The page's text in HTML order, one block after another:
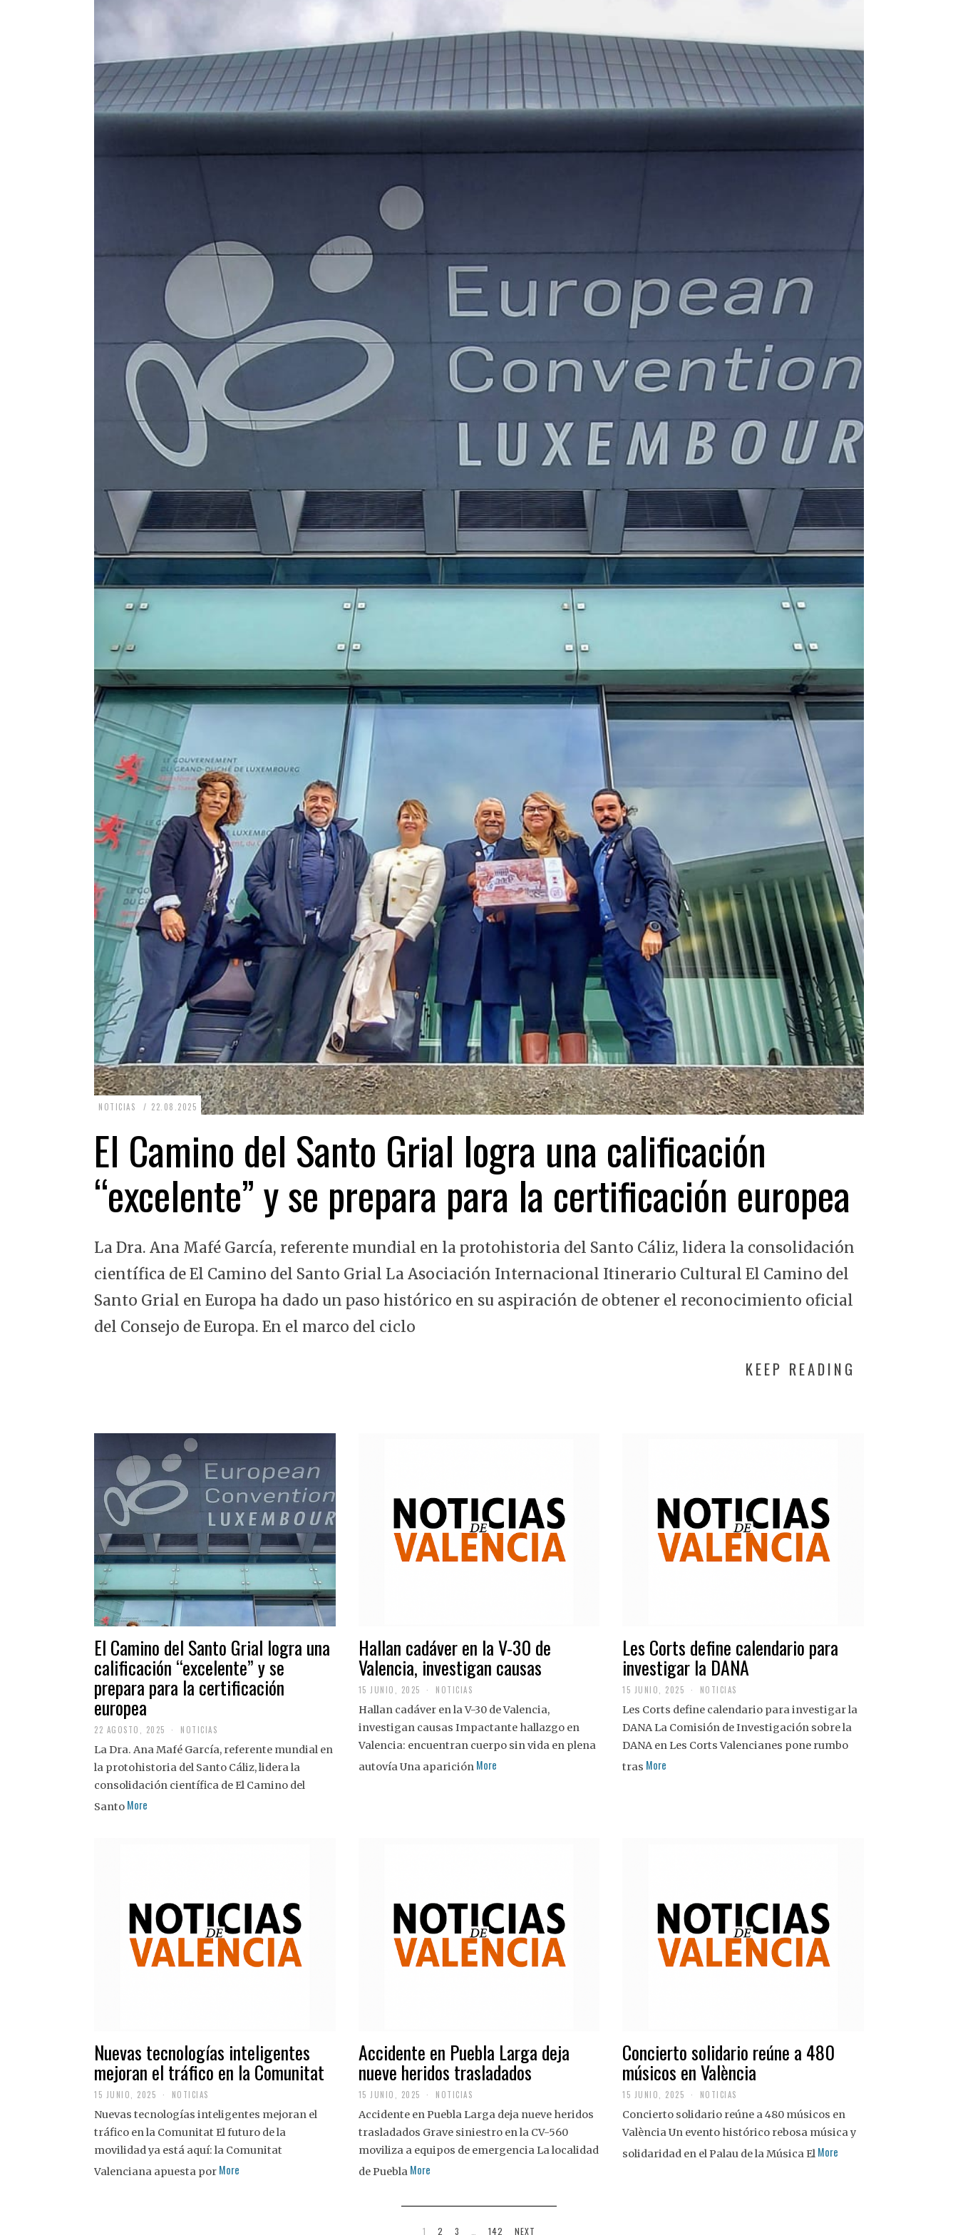
NOTICIAS 22.08.2025 2
.
0
0
2
El Camino del Santo Grial logra una calificación
“excelente” y se prepara para la certificación europea
La Dra. Ana Mafé García, referente mundial en la protohistoria del Santo Cáliz, lidera la consolidación
científica de El Camino del Santo Grial La Asociación Internacional Itinerario Cultural El Camino del
Santo Grial en Europa ha dado un paso histórico en su aspiración de obtener el reconocimiento oficial
del Consejo de Europa. En el marco del ciclo
KEEP READING
El Camino del Santo Grial logra una
calificación “excelente” y se
prepara para la certificación
europea
22 AGOSTO, 2025
A
G
O
S
NOTICIAS
La Dra. Ana Mafé García, referente mundial en
la protohistoria del Santo Cáliz, lidera la
consolidación científica de El Camino del
Santo More
Hallan cadáver en la V-30 de
Valencia, investigan causas
15 JUNIO, 2025 NOTICIAS
Hallan cadáver en la V-30 de Valencia,
investigan causas Impactante hallazgo en
Valencia: encuentran cuerpo sin vida en plena
autovía Una aparición More
Les Corts define calendario para
investigar la DANA
15 JUNIO, 2025 NOTICIAS
Les Corts define calendario para investigar la
DANA La Comisión de Investigación sobre la
DANA en Les Corts Valencianes pone rumbo
tras More
Nuevas tecnologías inteligentes
mejoran el tráfico en la Comunitat
15 JUNIO, 2025 NOTICIAS
Nuevas tecnologías inteligentes mejoran el
tráfico en la Comunitat El futuro de la
movilidad ya está aquí: la Comunitat
Valenciana apuesta por More
Accidente en Puebla Larga deja
nueve heridos trasladados
15 JUNIO, 2025 NOTICIAS
Accidente en Puebla Larga deja nueve heridos
trasladados Grave siniestro en la CV-560
moviliza a equipos de emergencia La localidad
de Puebla More
Concierto solidario reúne a 480
músicos en València
15 JUNIO, 2025 NOTICIAS
Concierto solidario reúne a 480 músicos en
València Un evento histórico rebosa música y
solidaridad en el Palau de la Música El More
1 2 3 … 142 NEXT